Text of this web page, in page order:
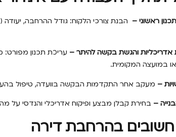
ראשוני – הבנת צורכי הלקוח: גודל ההרחבה,
אדריכליות והגשת בקשה להיתר – עריכת תכנון מפורט:
או במועצה המקומית.
– מעקב אחר התקדמות הבקשה בוועדה, טיפול
– בחירת קבלן מבצע ופיקוח אדריכלי והנדסי
חשובים בהרחבת דירה